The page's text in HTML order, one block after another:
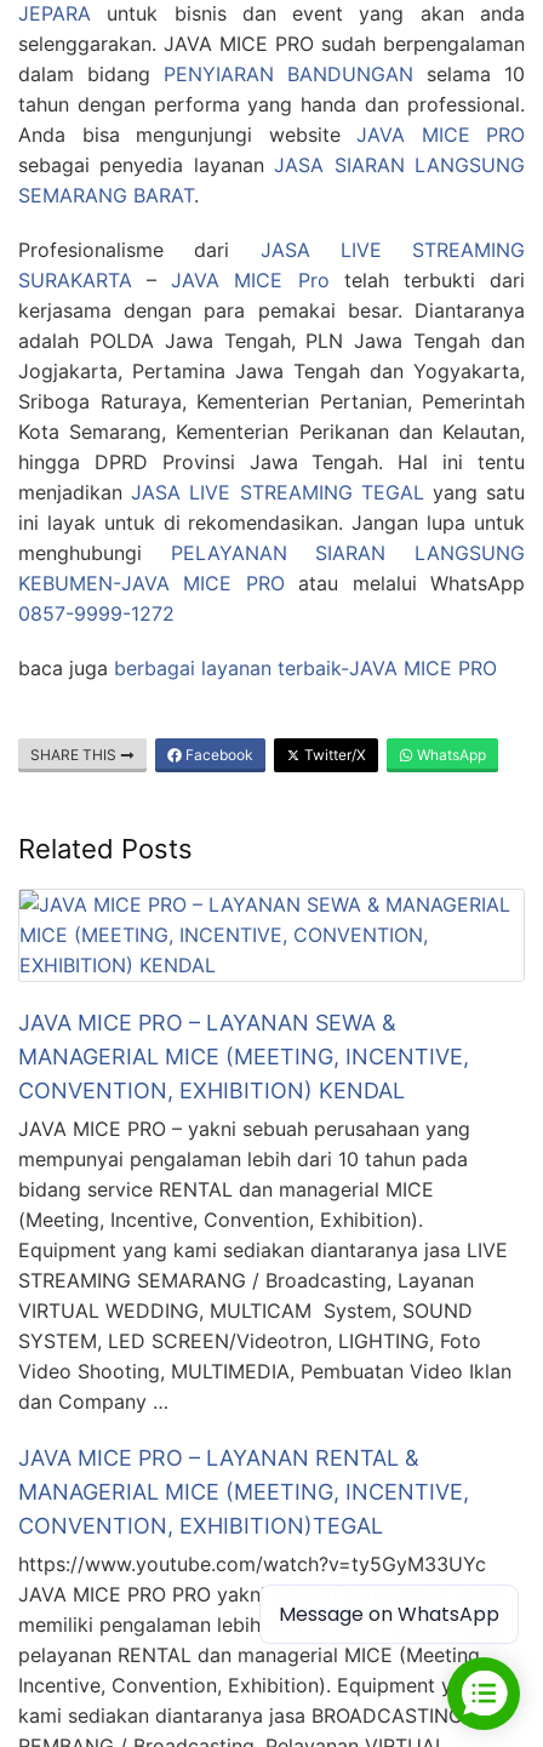
JEPARA untuk bisnis dan event yang akan anda
selenggarakan. JAVA MICE PRO sudah berpengalaman
dalam bidang PENYIARAN BANDUNGAN selama 10
tahun dengan performa yang handa dan professional.
Anda bisa mengunjungi website JAVA MICE PRO
sebagai penyedia layananJASA SIARAN LANGSUNG
SEMARANG BARAT.
Profesionalisme dari JASA LIVE STREAMING
SURAKARTA –JAVA MICE Pro telah terbukti dari
kerjasama dengan para pemakai besar. Diantaranya
adalah POLDA Jawa Tengah, PLN Jawa Tengah dan
Jogjakarta, Pertamina Jawa Tengah dan Yogyakarta,
Sriboga Raturaya, Kementerian Pertanian, Pemerintah
Kota Semarang, Kementerian Perikanan dan Kelautan,
hingga DPRD Provinsi Jawa Tengah. Hal ini tentu
menjadikanJASA LIVE STREAMING TEGALyang satu
ini layak untuk di rekomendasikan. Jangan lupa untuk
menghubungi PELAYANAN SIARAN LANGSUNG
KEBUMEN-JAVA MICE PROatau melalui WhatsApp
0857-9999-1272
baca juga berbagai layanan terbaik-JAVA MICE PRO
SHARE THIS Facebook Twitter/X WhatsApp
Related Posts
JAVA MICE PRO – LAYANAN SEWA &
MANAGERIAL MICE (MEETING, INCENTIVE,
CONVENTION, EXHIBITION) KENDAL
JAVA MICE PRO – yakni sebuah perusahaan yang
mempunyai pengalaman lebih dari 10 tahun pada
bidang service RENTAL dan managerial MICE
(Meeting, Incentive, Convention, Exhibition).
Equipment yang kami sediakan diantaranya jasa LIVE
STREAMING SEMARANG / Broadcasting, Layanan
VIRTUAL WEDDING, MULTICAM System, SOUND
SYSTEM, LED SCREEN/Videotron, LIGHTING, Foto
Video Shooting, MULTIMEDIA, Pembuatan Video Iklan
dan Company …
JAVA MICE PRO – LAYANAN RENTAL &
MANAGERIAL MICE (MEETING, INCENTIVE,
CONVENTION, EXHIBITION)TEGAL
https://www.youtube.com/watch?v=ty5GyM33UYc
JAVA MICE PRO PRO yakni sebuah perusahaan yang
memiliki pengalaman lebih dari 10 tahun pada bidang
pelayanan RENTAL dan managerial MICE (Meeting,
Incentive, Convention, Exhibition). Equipment yang
kami sediakan diantaranya jasa BROADCASTING
Message on WhatsApp